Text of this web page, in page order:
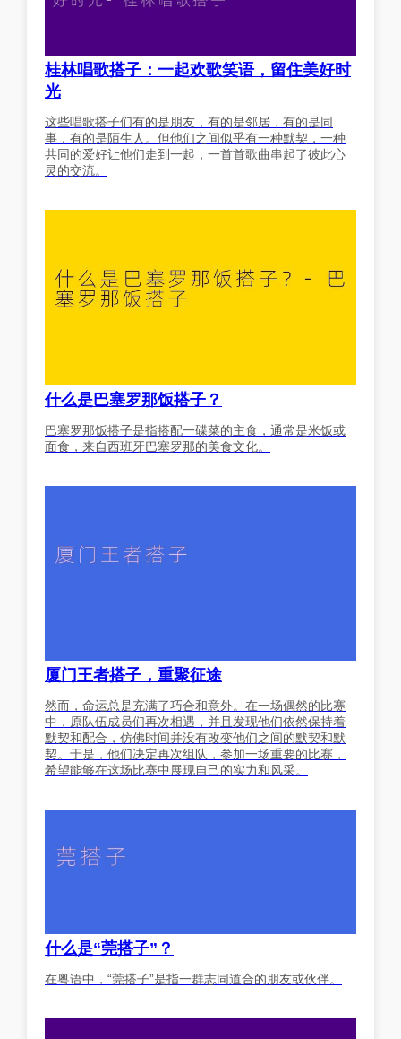
桂林唱歌搭子：一起欢歌笑语，留住美好时
光
这些唱歌搭子们有的是朋友，有的是邻居，有的是同
事，有的是陌生人。但他们之间似乎有一种默契，一种
共同的爱好让他们走到一起，一首首歌曲串起了彼此心
灵的交流。
什么是巴塞罗那饭搭子？
巴塞罗那饭搭子是指搭配一碟菜的主食，通常是米饭或
面食，来自西班牙巴塞罗那的美食文化。
厦门王者搭子，重聚征途
然而，命运总是充满了巧合和意外。在一场偶然的比赛
中，原队伍成员们再次相遇，并且发现他们依然保持着
默契和配合，仿佛时间并没有改变他们之间的默契和默
契。于是，他们决定再次组队，参加一场重要的比赛，
希望能够在这场比赛中展现自己的实力和风采。
什么是“莞搭子”？
在粤语中，“莞搭子”是指一群志同道合的朋友或伙伴。